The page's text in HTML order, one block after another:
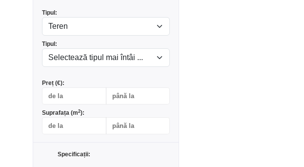
Tipul:
Tipul:
Preț (€):
Suprafața (m2):
Specificații: